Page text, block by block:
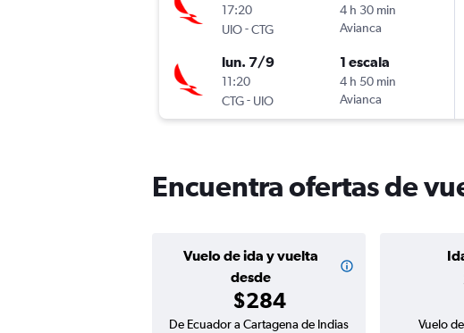
17:20
UIO-CTG
4 h 30 min
Avianca
lun. 7/9
11:20
CTG- UIO
1 escala
4 h 50 min
Avianca
Encuentra ofertas de
Vuelo de ida y vuelta
desde
$284
De Ecuador a Cartagena de Indias
Vuelo